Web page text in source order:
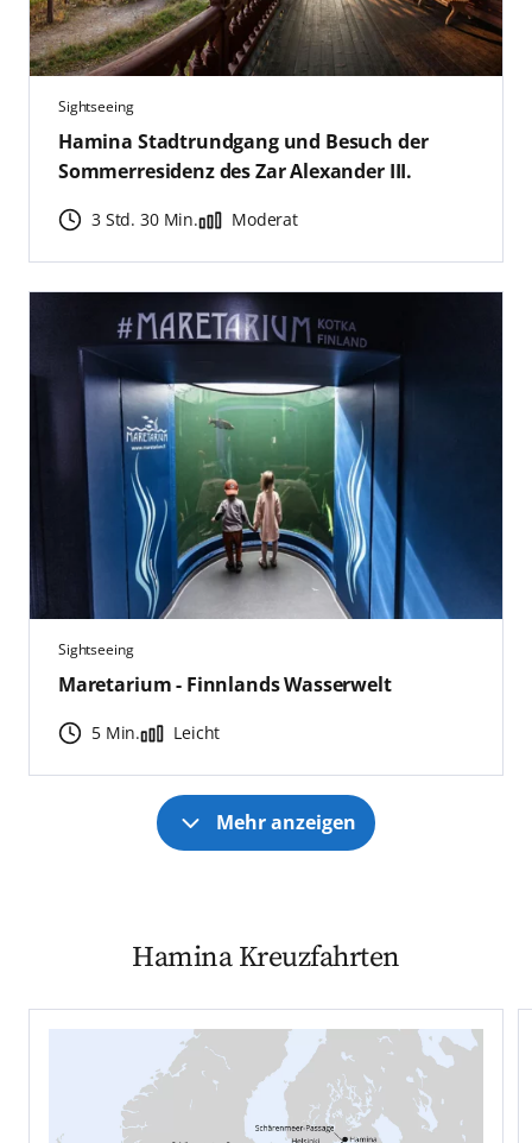
Sightseeing
Hamina Stadtrundgang und Besuch der
Sommerresidenz des Zar Alexander III.
3 Std. 30 Min. Moderat
Sightseeing
Maretarium - Finnlands Wasserwelt
5 Min. Leicht
Mehr anzeigen
Hamina Kreuzfahrten